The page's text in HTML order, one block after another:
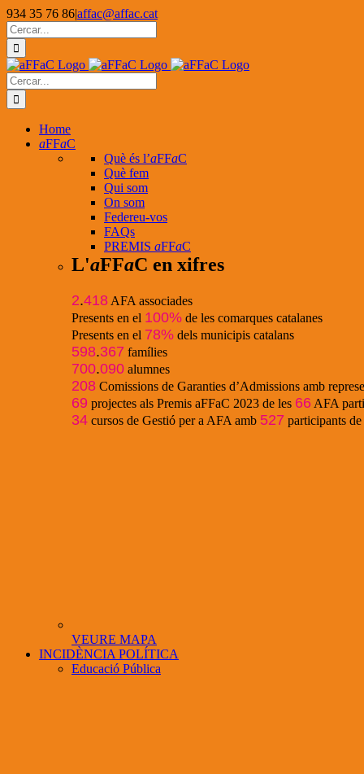
Skip
to
content
934 35 76 86|affac@affac.cat
Facebook
X
YouTube
Cerca
…
Cerca
…
Home
aFFaC
Què és l’aFFaC
Què fem
Qui som
On som
Federeu-vos
FAQs
PREMIS aFFaC
L'aFFaC en xifres
2.418 AFA associades
Presents en el 100% de les comarques catalanes
Presents en el 78% dels municipis catalans
598.367 famílies
700.090 alumnes
208 Comissions de Garanties d’Admissions amb
69 projectes als Premis aFFaC 2023 de les 66 AFA
34 cursos de Gestió per a AFA amb 527 participants de
VEURE MAPA
INCIDÈNCIA POLÍTICA
Educació Pública